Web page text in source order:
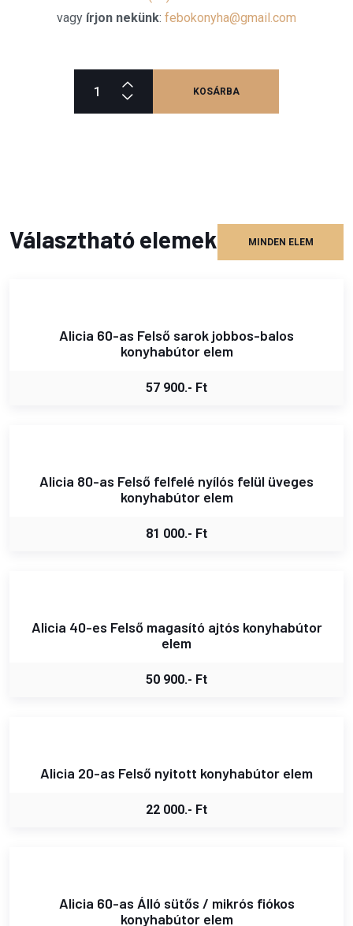
vagy írjon nekünk: febokonyha@gmail.com
KOSÁRBA
Választható elemek MINDEN ELEM
Alicia 60-as Felső sarok jobbos-balos
konyhabútor elem
57 900.- Ft
Alicia 80-as Felső felfelé nyílós felül üveges
konyhabútor elem
81 000.- Ft
Alicia 40-es Felső magasító ajtós konyhabútor
elem
50 900.- Ft
Alicia 20-as Felső nyitott konyhabútor elem
22 000.- Ft
Alicia 60-as Álló sütős / mikrós fiókos
konyhabútor elem